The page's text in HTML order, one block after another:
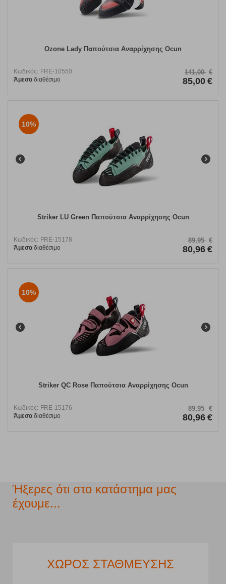
Ozone Lady Παπούτσια Αναρρίχησης Ocun
Κωδικός: FRE-10550
Άμεσα διαθέσιμο
141,00 €
85,00 €
10%
Striker LU Green Παπούτσια Αναρρίχησης Ocun
Κωδικός: FRE-15178
Άμεσα διαθέσιμο
89,95 €
80,96 €
10%
Striker QC Rose Παπούτσια Αναρρίχησης Ocun
Κωδικός: FRE-15176
Άμεσα διαθέσιμο
89,95 €
80,96 €
Ήξερες ότι στο κατάστημα μας
έχουμε...
ΧΩΡΟΣ ΣΤΑΘΜΕΥΣΗΣ